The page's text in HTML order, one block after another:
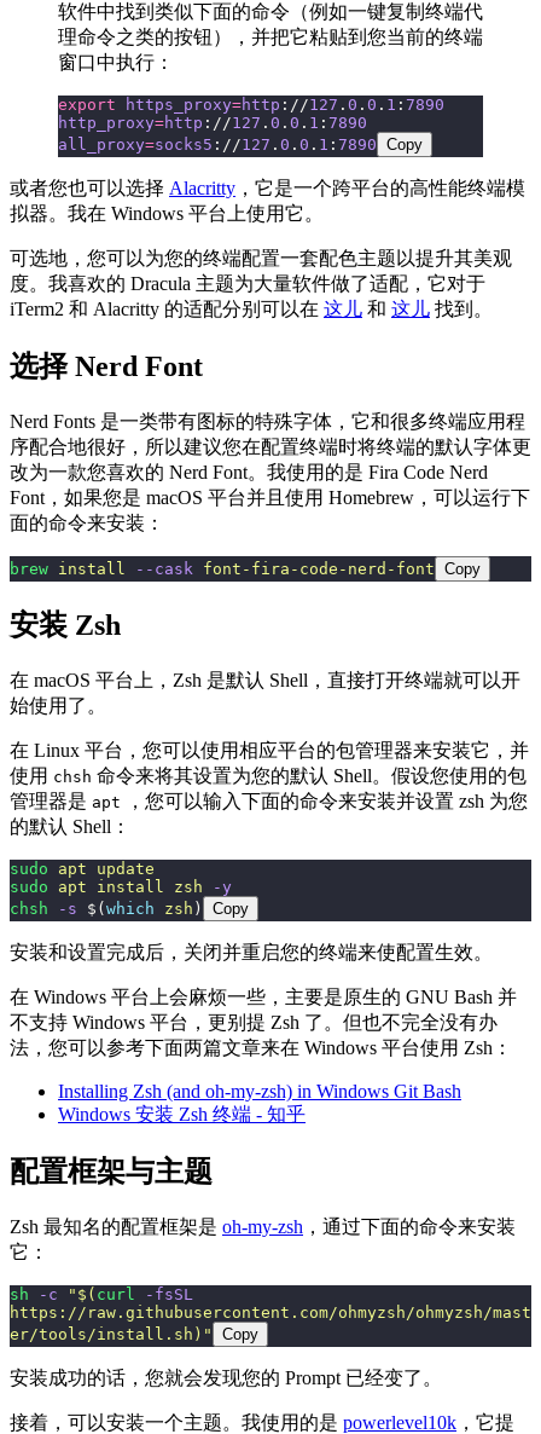
软件中找到类似下面的命令（例如一键复制终端代
理命令之类的按钮），并把它粘贴到您当前的终端
窗口中执行：
export https_proxy=http ://127 . 0 . 0 . 1 : 7890
http_proxy=http ://127 . 0 . 0 . 1 : 7890
all_proxy=socks5 ://127 . 0 . 0 . 1 : 7890 Copy
或者您也可以选择 Alacritty ，它是一个跨平台的高性能终端模
拟器。我在 Windows 平台上使用它。
可选地，您可以为您的终端配置一套配色主题以提升其美观
度。我喜欢的 Dracula 主题为大量软件做了适配，它对于
iTerm2 和 Alacritty 的适配分别可以在 这儿 和 这儿 找到。
选择 Nerd Font
Nerd Fonts 是一类带有图标的特殊字体，它和很多终端应用程
序配合地很好，所以建议您在配置终端时将终端的默认字体更
改为一款您喜欢的 Nerd Font。我使用的是 Fira Code Nerd
Font，如果您是 macOS 平台并且使用 Homebrew，可以运行下
面的命令来安装：
brew install --cask font-fira-code-nerd-font Copy
安装 Zsh
在 macOS 平台上，Zsh 是默认 Shell，直接打开终端就可以开
始使用了。
在 Linux 平台，您可以使用相应平台的包管理器来安装它，并
使用 chsh 命令来将其设置为您的默认 Shell。假设您使用的包
管理器是 apt
，您可以输入下面的命令来安装并设置 zsh 为您
的默认 Shell：
sudo apt update
sudo apt install zsh -y
chsh -s $(which zsh ) Copy
安装和设置完成后，关闭并重启您的终端来使配置生效。
在 Windows 平台上会麻烦一些，主要是原生的 GNU Bash 并
不支持 Windows 平台，更别提 Zsh 了。但也不完全没有办
法，您可以参考下面两篇文章来在 Windows 平台使用 Zsh：
Installing Zsh (and oh-my-zsh) in Windows Git Bash
Windows 安装 Zsh 终端 - 知乎
配置框架与主题
Zsh 最知名的配置框架是 oh-my-zsh ，通过下面的命令来安装
它：
sh -c " $( curl
-fsSL
https://raw.githubusercontent.com/ohmyzsh/ohmyzsh/mast
er/tools/install.sh) " Copy
安装成功的话，您就会发现您的 Prompt 已经变了。
接着，可以安装一个主题。我使用的是 powerlevel10k ，它提